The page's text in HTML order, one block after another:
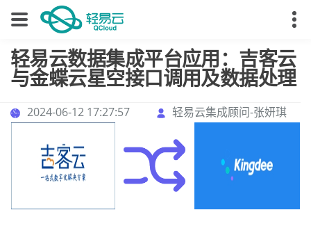
轻易云数据集成平台应用：吉客云
与金蝶云星空接口调用及数据处理
2024-06-12 17:27:57 轻易云集成顾问-张妍琪